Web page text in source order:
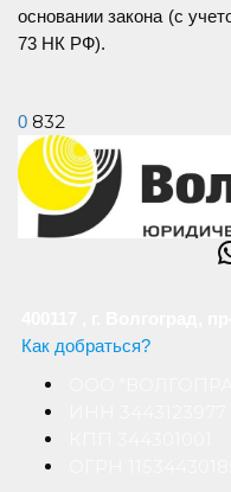
основании закона (с
73 НК РФ).
0 832
Как добраться?